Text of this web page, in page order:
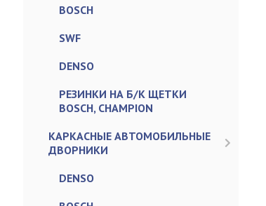
BOSCH
SWF
DENSO
РЕЗИНКИ НА Б/К ЩЕТКИ
BOSCH, CHAMPION
КАРКАСНЫЕ АВТОМОБИЛЬНЫЕ
ДВОРНИКИ
DENSO